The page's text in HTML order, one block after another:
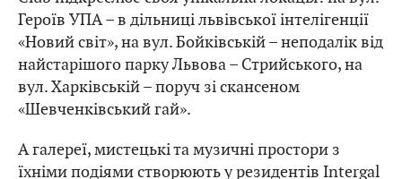
Героїв УПА – в дільниці львівської інтелігенції
«Новий світ», на вул. Бойківській – неподалік від
найстарішого парку Львова – Стрийського, на
вул. Харківській – поруч зі скансеном
«Шевченківський гай».
А галереї, мистецькі та музичні простори з
їхніми подіями створюють у резидентів Intergal